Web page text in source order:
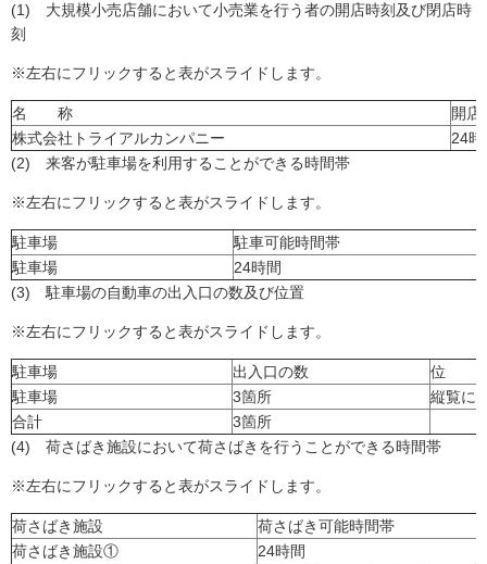
(1) 大規模小売店舗において小売業を行う者の開店時刻及び閉店時
刻
※左右にフリックすると表がスライドします。
名 称
開
株式会社トライアルカンパニー
24時
(2) 来客が駐車場を利用することができる時間帯
※左右にフリックすると表がスライドします。
駐車場
駐車可能時間帯
駐車場
24時間
(3) 駐車場の自動車の出入口の数及び位置
※左右にフリックすると表がスライドします。
駐車場 出入口の数
位
駐車場
3箇所
縦覧に
合計
3箇所
(4) 荷さばき施設において荷さばきを行うことができる時間帯
※左右にフリックすると表がスライドします。
荷さばき施設
荷さばき可能時間帯
荷さばき施設①
24時間